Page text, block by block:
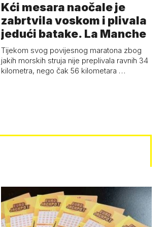
Kći mesara naočale je
zabrtvila voskom i plivala
jedući batake. La Manche
Tijekom svog povijesnog maratona zbog
jakih morskih struja nije preplivala ravnih 34
kilometra, nego čak 56 kilometara …